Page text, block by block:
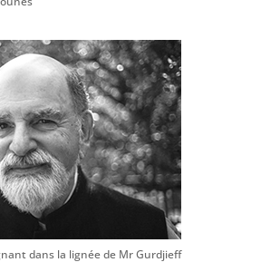
dans la lignée de Mr Gurdjieff